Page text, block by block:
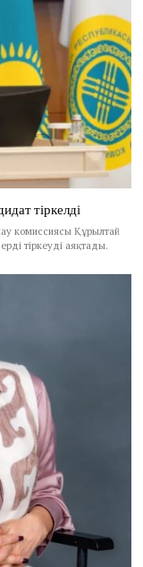
тіркелді
комиссиясы Құрылтай
тіркеуді аяқтады.